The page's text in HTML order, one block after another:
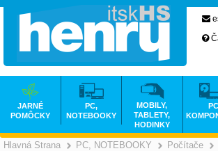
Hlavná Strana PC, NOTEBOOKY Počítače
JARNÉ
POMÔCKY
PC,
NOTEBOOKY
MOBILY,
TABLETY,
HODINKY
PC